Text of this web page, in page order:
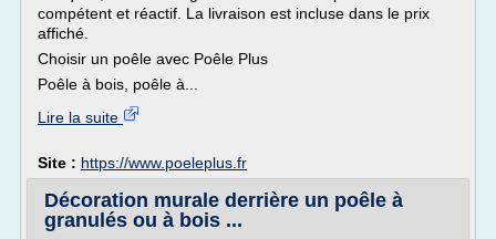
compétent et réactif. La livraison est incluse dans le prix
affiché.
Choisir un poêle avec Poêle Plus
Poêle à bois, poêle à...
Lire la suite
Site : https://www.poeleplus.fr
Décoration murale derrière un poêle à
granulés ou à bois ...